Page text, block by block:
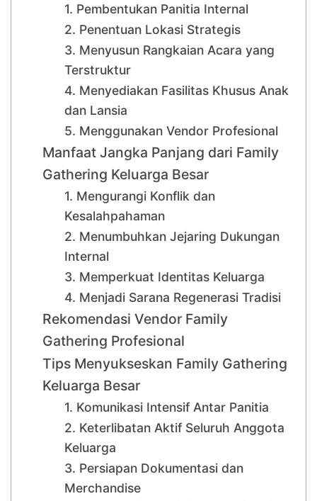
1. Pembentukan Panitia Internal
2. Penentuan Lokasi Strategis
3. Menyusun Rangkaian Acara yang
Terstruktur
4. Menyediakan Fasilitas Khusus Anak
dan Lansia
5. Menggunakan Vendor Profesional
Manfaat Jangka Panjang dari Family
Gathering Keluarga Besar
1. Mengurangi Konflik dan
Kesalahpahaman
2. Menumbuhkan Jejaring Dukungan
Internal
3. Memperkuat Identitas Keluarga
4. Menjadi Sarana Regenerasi Tradisi
Rekomendasi Vendor Family
Gathering Profesional
Tips Menyukseskan Family Gathering
Keluarga Besar
1. Komunikasi Intensif Antar Panitia
2. Keterlibatan Aktif Seluruh Anggota
Keluarga
3. Persiapan Dokumentasi dan
Merchandise